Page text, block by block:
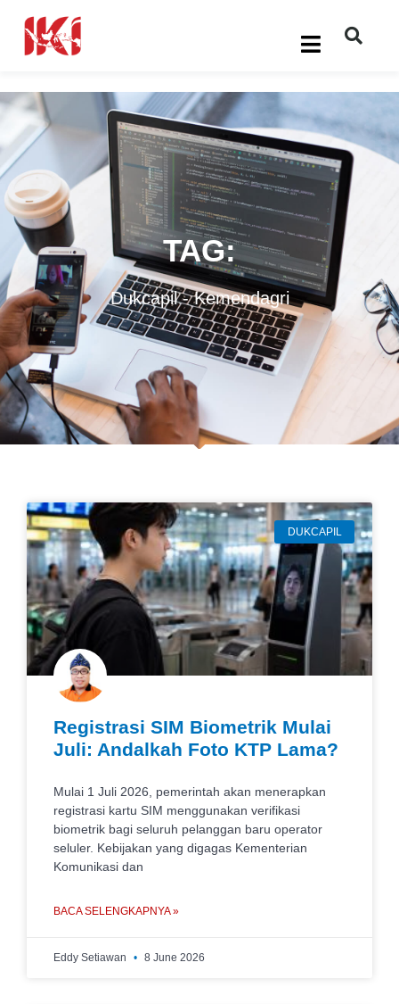
TAG:
Dukcapil-Kemendagri
DUKCAPIL
Registrasi SIM Biometrik Mulai
Juli: Andalkah Foto KTP Lama?
Mulai 1 Juli 2026, pemerintah akan menerapkan
registrasi kartu SIM menggunakan verifikasi
biometrik bagi seluruh pelanggan baru operator
seluler. Kebijakan yang digagas Kementerian
Komunikasi dan
BACA SELENGKAPNYA »
Eddy Setiawan 8 June 2026